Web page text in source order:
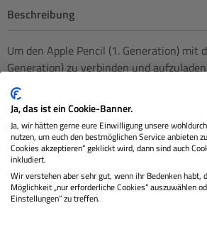
Beschreibung
Um den Apple Pencil (1. Generation) mit
Generation) zu verbinden und
praktischen…
Herstellerinformationen
Bewertungen
Ja, das ist ein Cookie-Banner.
Ja, wir hätten gerne eure Einwilligung unsere
nutzen, um euch den bestmöglichen Service anbieten
Cookies akzeptieren“ geklickt wird, dann sind auch
inkludiert.
Wir verstehen aber sehr gut, wenn ihr Bedenken habt,
Möglichkeit „nur erforderliche Cookies“ auszuwählen
Einstellungen“ zu treffen.